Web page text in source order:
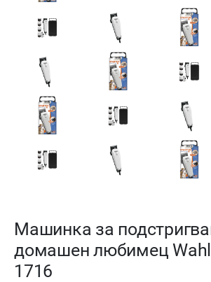
Машинка за
домашен любимец
1716